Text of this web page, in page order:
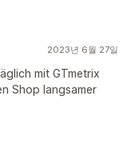
2023년 6월 27일
mit GTmetrix
Shop langsamer